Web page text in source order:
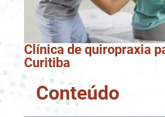
Clínica de quiropraxia
Curitiba
Conteúdo